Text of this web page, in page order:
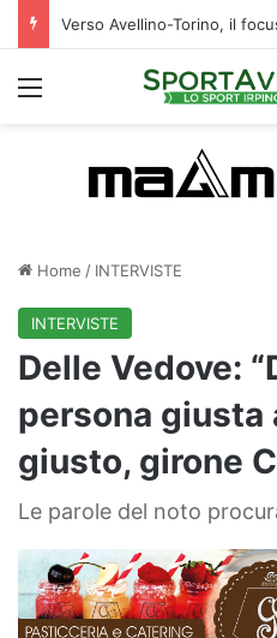
Verso Avellino-Torino, il
Menu
Home / INTERVISTE
INTERVISTE
Delle Vedove:
persona giusta
giusto, girone
Le parole del noto